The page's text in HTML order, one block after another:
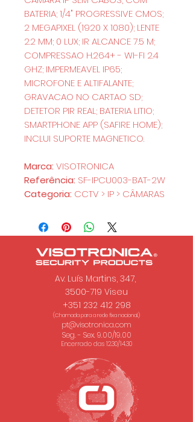
BATERIA; 1/4" PROGRESSIVE CMOS;
2 MEGAPIXEL (1920 X 1080); LENTE
2.2 MM; 0 LUX; IR ALCANCE 7.5 M;
COMPRESSAO H.264+ - WI-FI 2.4
GHZ; IMPERMEAVEL IP65;
MICROFONE E ALTIFALANTE;
GRAVACAO NO CARTAO SD;
DETETOR PIR REAL; BATERIA LITIO;
SMARTPHONE APP (SAFIRE HOME);
INCLUI SUPORTE MAGNETICO.
Marca: VISOTRONICA
Referência: SF-IPCU003-BAT-2W
Categoria: CCTV > IP > CÂMARAS
Av. Luís Martins, 347,
3500-719 Viseu
+351 232 412 298
(Chamada para a rede fixa nacional.)
pt@visotronica.com
Seg. - Sex. 9.00/19.00
Encerrado das 12.30/14.30